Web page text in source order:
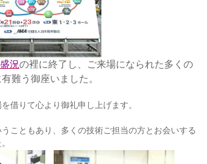
況の裡に終了し、ご来場になられた多くの
難う御座いました。
借りて心より御礼申し上げます。
こともあり、多くの技術ご担当の方とお会いする